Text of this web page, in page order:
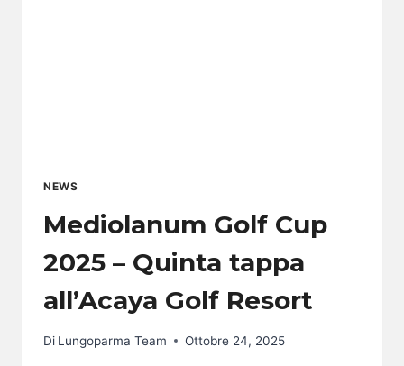
NEWS
Mediolanum Golf Cup
2025 – Quinta tappa
all’Acaya Golf Resort
Di Lungoparma Team Ottobre 24, 2025